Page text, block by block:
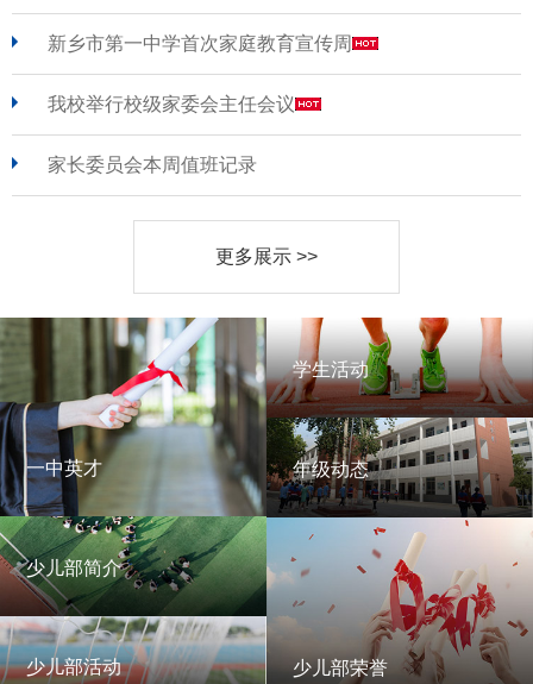
新乡市第一中学首次家庭教育宣传周
我校举行校级家委会主任会议
家长委员会本周值班记录
更多展示 >>
一中英才
一中英才
少儿部简介
少儿部简介
少儿部活动
学生活动
学生活动
年级动态
年级动态
少儿部荣誉